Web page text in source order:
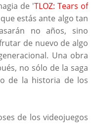
de 'TLOZ: Tears of
estás ante algo tan
no años, sino
de nuevo de algo
Una obra
no sólo de la saga
de la historia de los
de los videojuegos